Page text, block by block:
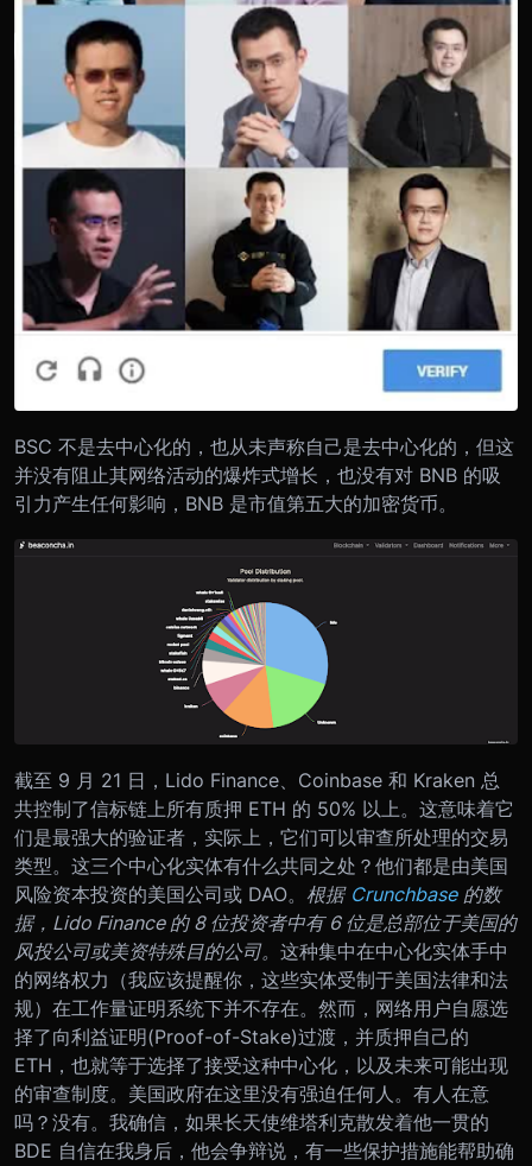
BSC 不是去中心化的，也从未声称自己是去中心化的，但这
并没有阻止其网络活动的爆炸式增长，也没有对 BNB 的吸
引力产生任何影响，BNB 是市值第五大的加密货币。
截至 9 月 21 日，Lido Finance、Coinbase 和 Kraken 总
共控制了信标链上所有质押 ETH 的 50% 以上。这意味着它
们是最强大的验证者，实际上，它们可以审查所处理的交易
类型。这三个中心化实体有什么共同之处？他们都是由美国
风险资本投资的美国公司或 DAO。 根据 Crunchbase 的数
据，Lido Finance 的 8 位投资者中有 6 位是总部位于美国的
风投公司或美资特殊目的公司。 这种集中在中心化实体手中
的网络权力（我应该提醒你，这些实体受制于美国法律和法
规）在工作量证明系统下并不存在。然而，网络用户自愿选
择了向利益证明(Proof-of-Stake)过渡，并质押自己的
ETH，也就等于选择了接受这种中心化，以及未来可能出现
的审查制度。美国政府在这里没有强迫任何人。 有人在意
吗？没有。我确信，如果长天使维塔利克散发着他一贯的
BDE 自信在我身后，他会争辩说，有一些保护措施能帮助确